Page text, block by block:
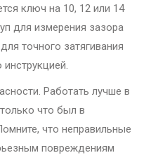
ключ на 10, 12 или 14
для измерения зазора
точного затягивания
инструкцией.
Работать лучше в
что был в
что неправильные
повреждениям